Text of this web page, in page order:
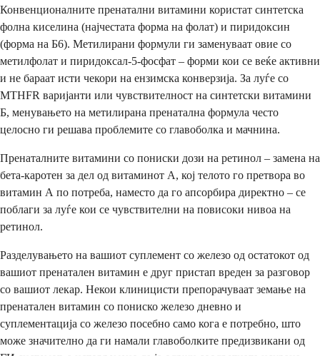
Конвенционалните пренатални витамини користат синтетска
фолна киселина (најчестата форма на фолат) и пиридоксин
(форма на Б6). Метилирани формули ги заменуваат овие со
метилфолат и пиридоксал-5-фосфат – форми кои се веќе активни
и не бараат исти чекори на ензимска конверзија. За луѓе со
MTHFR варијанти или чувствителност на синтетски витамини
Б, менувањето на метилирана пренатална формула често
целосно ги решава проблемите со главоболка и мачнина.
Пренаталните витамини со пониски дози на ретинол – замена на
бета-каротен за дел од витаминот А, кој телото го претвора во
витамин А по потреба, наместо да го апсорбира директно – се
поблаги за луѓе кои се чувствителни на повисоки нивоа на
ретинол.
Разделувањето на вашиот суплемент со железо од остатокот од
вашиот пренатален витамин е друг пристап вреден за разговор
со вашиот лекар. Некои клиницисти препорачуваат земање на
пренатален витамин со пониско железо дневно и
суплементација со железо посебно само кога е потребно, што
може значително да ги намали главоболките предизвикани од